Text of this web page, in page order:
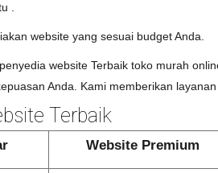
.
website yang sesuai budget Anda.
website Terbaik toko murah
Anda. Kami memberikan
Terbaik
Website Premium